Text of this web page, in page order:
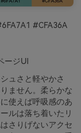
#CFA36A
ージUI
ュさと軽やかさ
ません。柔らかな
使えば呼吸感のあ
ルは落ち着いたリ
さりげないアクセ